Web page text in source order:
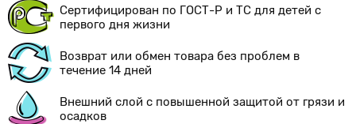
Сертифицирован по ГОСТ-Р и ТС для детей с
первого дня жизни
Возврат или обмен товара без проблем в
течение 14 дней
Внешний слой с повышенной защитой от грязи и
осадков